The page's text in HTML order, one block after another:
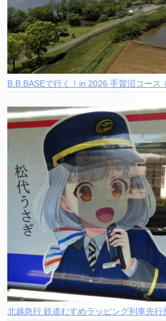
B.B.BASEで行く！in 2026 手賀沼コース
北越急行 鉄道むすめラッピング列車先行